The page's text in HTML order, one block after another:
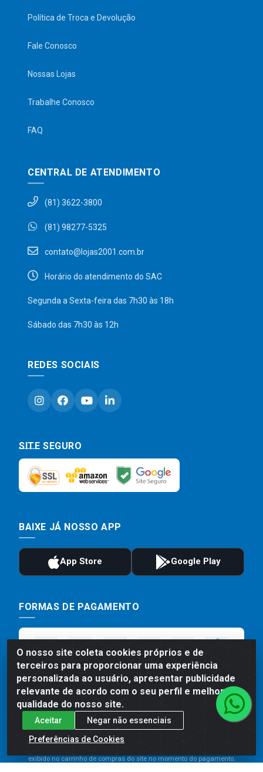
O nosso site coleta cookies próprios e de
terceiros para proporcionar uma experiência
personalizada ao usuário, apresentar publicidade
relevante de acordo com o seu perfil e melhorar a
qualidade do nosso site.
Aceitar
Negar não essenciais
Preferências de Cookies
Política de Troca e Devolução
Fale Conosco
Nossas Lojas
Trabalhe Conosco
FAQ
CENTRAL DE ATENDIMENTO
(81) 3622-3800
(81) 98277-5325
contato@lojas2001.com.br
Horário do atendimento do SAC
Segunda a Sexta-feira das 7h30 às 18h
Sábado das 7h30 às 12h
REDES SOCIAIS
SITE SEGURO
BAIXE JÁ NOSSO APP
FORMAS DE PAGAMENTO
Preços, promoções, condições de pagamento e frete são válidos
para compras realizadas exclusivamente pelo site. Caso haja
exibido no carrinho de compras do site no momento do pagamento.